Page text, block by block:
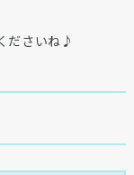
ださいね♪